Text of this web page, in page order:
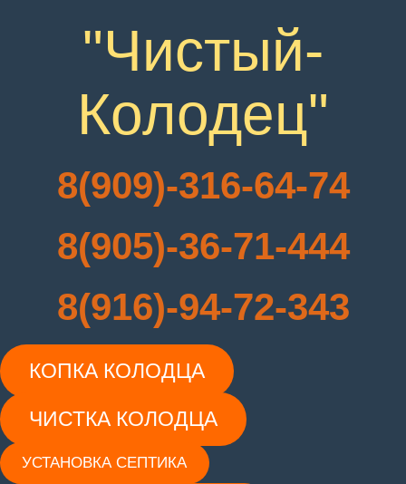
"Чистый-
Колодец"
8(909)-316-64-74
8(905)-36-71-444
8(916)-94-72-343
КОПКА КОЛОДЦА
ЧИСТКА КОЛОДЦА
УСТАНОВКА СЕПТИКА